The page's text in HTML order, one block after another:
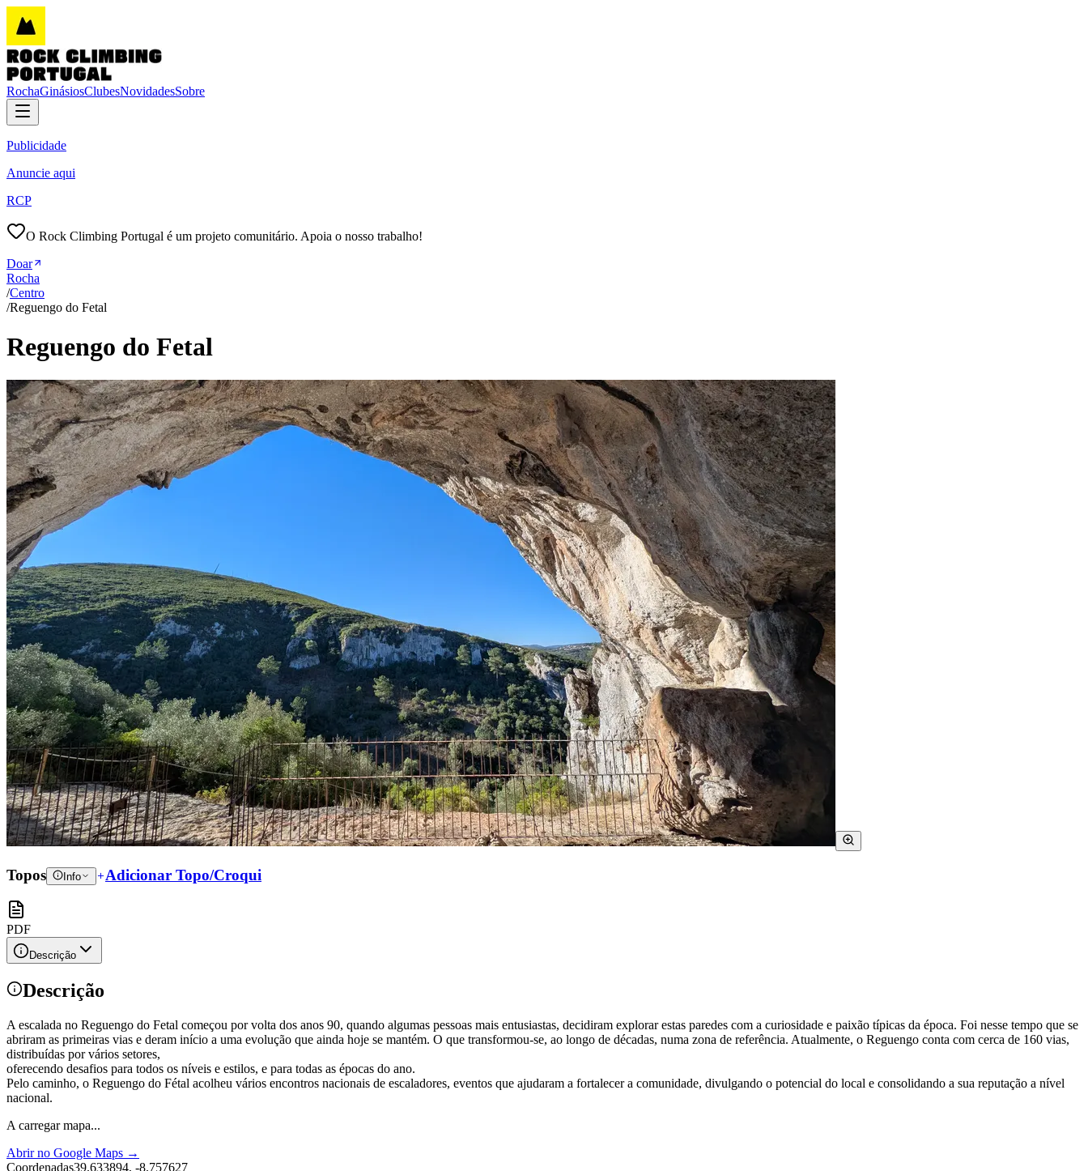
RochaGinásiosClubesNovidadesSobre
Publicidade
Anuncie aqui
RCP
O Rock Climbing Portugal é um projeto comunitário. Apoia o nosso trabalho!
Doar
Rocha
/Centro
/Reguengo do Fetal
Reguengo do Fetal
Topos Info Adicionar Topo/Croqui
PDF
Descrição
Descrição
A escalada no Reguengo do Fetal começou por volta dos anos 90, quando algumas pessoas mais entusiastas, decidiram explorar estas paredes com a curiosidade e paixão típicas da época. Foi nesse tempo que se
abriram as primeiras vias e deram início a uma evolução que ainda hoje se mantém. O que transformou-se, ao longo de décadas, numa zona de referência. Atualmente, o Reguengo conta com cerca de 160 vias,
distribuídas por vários setores,
oferecendo desafios para todos os níveis e estilos, e para todas as épocas do ano.
Pelo caminho, o Reguengo do Fétal acolheu vários encontros nacionais de escaladores, eventos que ajudaram a fortalecer a comunidade, divulgando o potencial do local e consolidando a sua reputação a nível
nacional.
A carregar mapa...
Abrir no Google Maps →
Coordenadas39.633894, -8.757627